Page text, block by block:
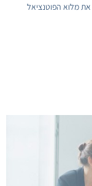
מלוא הפוטנציאל